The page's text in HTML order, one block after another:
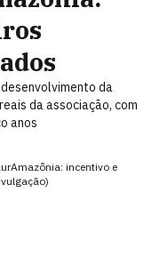
da
da associação, com
anos
incentivo e